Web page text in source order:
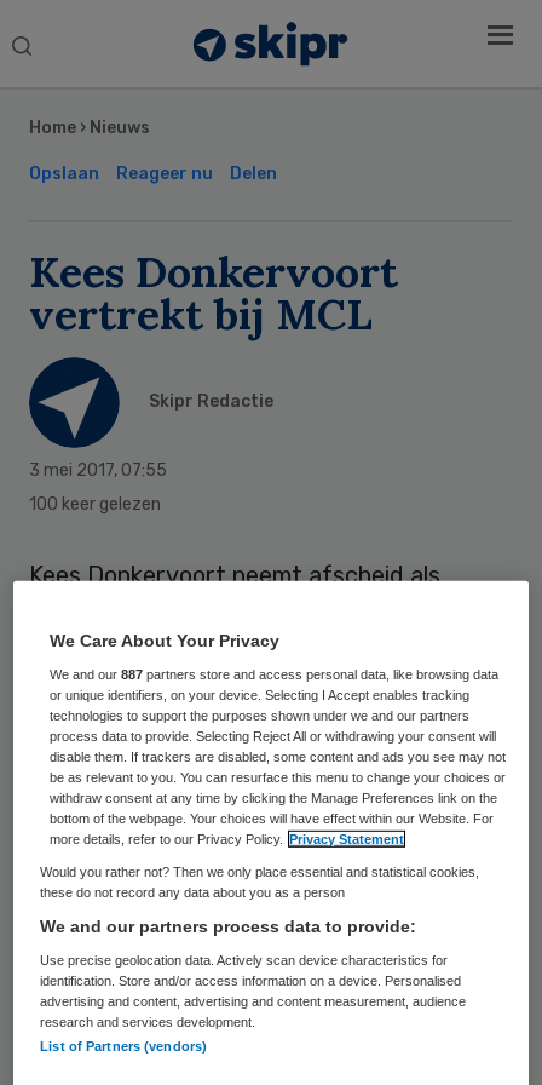
Search
Home › Nieuws
Opslaan Reageer nu Delen
Kees Donkervoort
vertrekt bij MCL
Skipr Redactie
3 mei 2017, 07:55
100 keer gelezen
Kees Donkervoort neemt afscheid als
Centrum Leeuwarden (MCL). Hij start per 1
september 2017 als directeur Zorg bij KPN,
waar hij leiding gaat geven aan alle
activiteiten van het bedrijf op het gebied
van zorg.
Dat maakte het ziekenhuis dinsdag
Donkervoortis sinds juli 2013
directievoorzitter van het MCL. Ook is hij
bestuurslid van de Samenwerkende
Topklinische opleidingsziekenhuizen (STZ)
en docent bij de opleiding voor aankomend
Sidebar
We Care About Your Privacy
We and our887 partners store and access personal data, like browsing data
or unique identifiers, on your device. Selecting I Accept enables tracking
technologies to support the purposes shown under we and our partners
process data to provide. Selecting Reject All or withdrawing your consent will
disable them. If trackers are disabled, some content and ads you see may not
be as relevant to you. You can resurface this menu to change your choices or
withdraw consent at any time by clicking the Manage Preferences link on the
bottom of the webpage. Your choices will have effect within our Website. For
more details, refer to our Privacy Policy.
Privacy Statement
Would you rather not? Then we only place essential and statistical cookies,
these do not record any data about you as a person
We and our partners process data to provide:
Use precise geolocation data. Actively scan device characteristics for
identification. Store and/or access information on a device. Personalised
advertising and content, advertising and content measurement, audience
research and services development.
List of Partners (vendors)